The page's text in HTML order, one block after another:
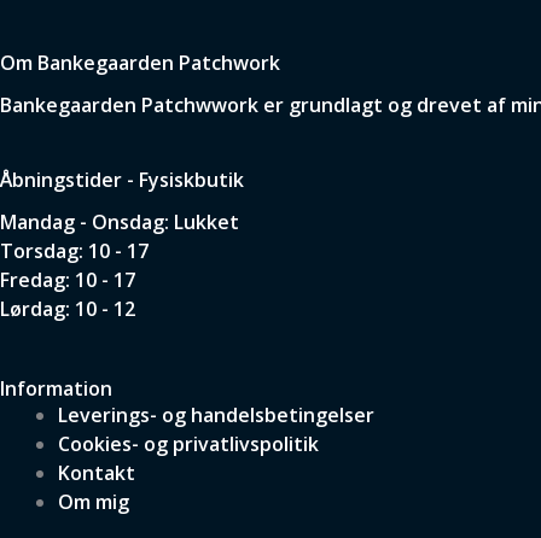
Om Bankegaarden Patchwork
Bankegaarden Patchwwork er grundlagt og drevet af
Åbningstider - Fysiskbutik
Mandag - Onsdag: Lukket
Torsdag: 10 - 17
Fredag: 10 - 17
Lørdag: 10 - 12
Information
Leverings- og handelsbetingelser
Cookies- og privatlivspolitik
Kontakt
Om mig